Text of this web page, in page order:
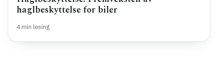
haglbeskyttelse for biler
4 min lesing